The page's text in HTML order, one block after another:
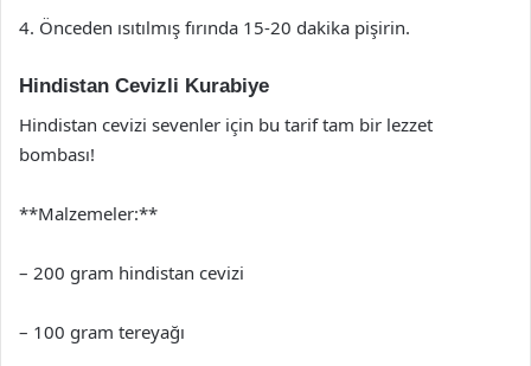
4. Önceden ısıtılmış fırında 15-20 dakika pişirin.
Hindistan Cevizli Kurabiye
Hindistan cevizi sevenler için bu tarif tam bir lezzet
bombası!
**Malzemeler:**
– 200 gram hindistan cevizi
– 100 gram tereyağı